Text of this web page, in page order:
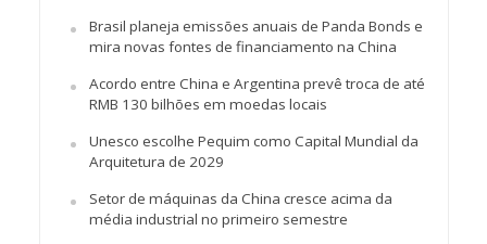
Brasil planeja emissões anuais de Panda Bonds e
mira novas fontes de financiamento na China
Acordo entre China e Argentina prevê troca de até
RMB 130 bilhões em moedas locais
Unesco escolhe Pequim como Capital Mundial da
Arquitetura de 2029
Setor de máquinas da China cresce acima da
média industrial no primeiro semestre